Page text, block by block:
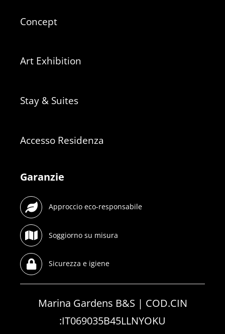
Concept
Art Exhibition
Stay & Suites
Accesso Residenza
Garanzie
Approccio eco-responsabile
Soggiorno su misura
Sicurezza e igiene
Marina Gardens B&S | COD.CIN
:IT069035B45LLNYOKU